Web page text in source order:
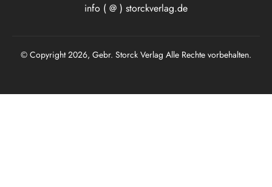
info ( @ ) storckverlag.de
© Copyright 2026, Gebr. Storck Verlag Alle Rechte vorbehalten.